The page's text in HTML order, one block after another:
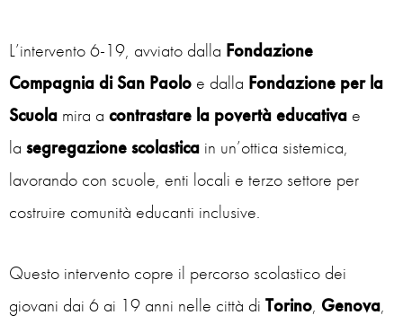
L’intervento 6-19, avviato dalla Fondazione
Compagnia di San Paolo e dalla Fondazione per la
Scuola mira a contrastare la povertà educativa e
la segregazionescolastica in un’ottica sistemica,
lavorando con scuole, enti locali e terzo settore per
costruire comunità educanti inclusive.
Questo intervento copre il percorso scolastico dei
giovani dai 6 ai 19 anni nelle città di Torino, Genova,